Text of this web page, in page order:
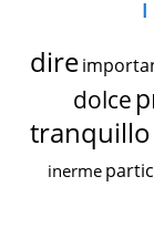
I
dire
dolce
tranquillo
inerme